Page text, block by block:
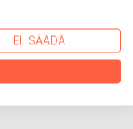
EI, SÄÄDÄ